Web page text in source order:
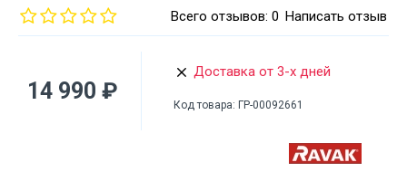
Всего отзывов: 0 Написать отзыв
14 990 ₽
Доставка от 3-х дней
Код товара: ГР-00092661